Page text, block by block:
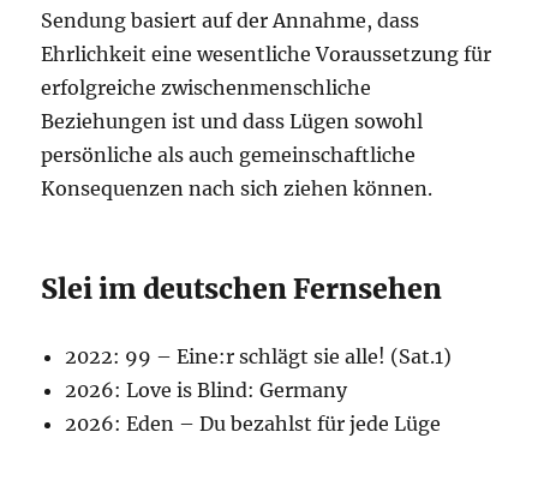
Sendung basiert auf der Annahme, dass
Ehrlichkeit eine wesentliche Voraussetzung für
erfolgreiche zwischenmenschliche
Beziehungen ist und dass Lügen sowohl
persönliche als auch gemeinschaftliche
Konsequenzen nach sich ziehen können.
Slei im deutschen Fernsehen
2022: 99 – Eine:r schlägt sie alle! (Sat.1)
2026: Love is Blind: Germany
2026: Eden – Du bezahlst für jede Lüge